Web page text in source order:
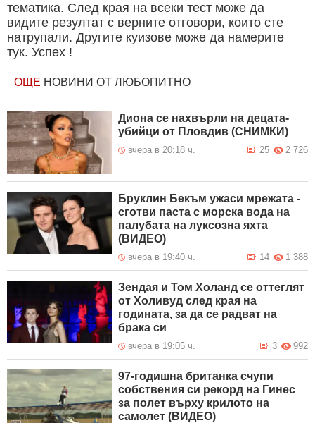
тематика. След края на всеки тест може да
видите резултат с верните отговори, които сте
натрупали. Другите куизове може да намерите
тук. Успех !
ОЩЕ НОВИНИ ОТ ЛЮБОПИТНО
Диона се нахвърли на децата-
убийци от Пловдив (СНИМКИ)
вчера в 20:18 ч. 2 726
25
Бруклин Бекъм ужаси мрежата -
сготви паста с морска вода на
палубата на луксозна яхта
(ВИДЕО)
вчера в 19:40 ч. 1 388
14
Зендая и Том Холанд се оттеглят
от Холивуд след края на
годината, за да се радват на
брака си
вчера в 19:05 ч. 992
3
97-годишна британка счупи
собствения си рекорд на Гинес
за полет върху крилото на
самолет (ВИДЕО)